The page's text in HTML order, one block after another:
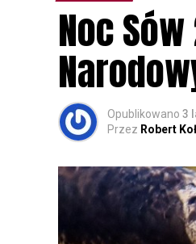
Noc
Opublikowano 3
Przez Robert